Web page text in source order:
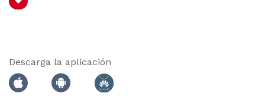
Descarga la aplicación